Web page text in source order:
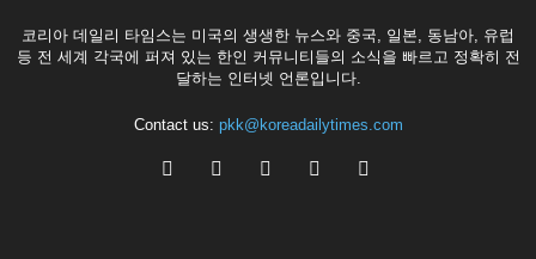
코리아 데일리 타임스는 미국의 생생한 뉴스와 중국, 일본, 동남아, 유럽
등 전 세계 각국에 퍼져 있는 한인 커뮤니티들의 소식을 빠르고 정확히 전
달하는 인터넷 언론입니다.
Contact us: pkk@koreadailytimes.com